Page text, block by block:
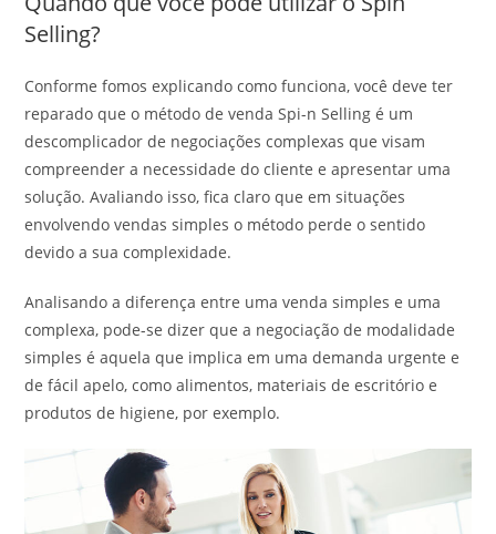
Selling?
Conforme fomos explicando como funciona, você deve ter
reparado que o método de venda Spi-n Selling é um
descomplicador de negociações complexas que visam
compreender a necessidade do cliente e apresentar uma
solução. Avaliando isso, fica claro que em situações
envolvendo vendas simples o método perde o sentido
devido a sua complexidade.
Analisando a diferença entre uma venda simples e uma
complexa, pode-se dizer que a negociação de modalidade
simples é aquela que implica em uma demanda urgente e
de fácil apelo, como alimentos, materiais de escritório e
produtos de higiene, por exemplo.